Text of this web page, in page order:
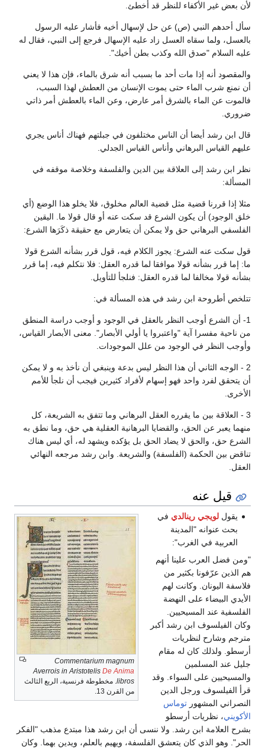
لأن بعض غير الأكفاء للنظر قد أخطئ.
سأل أحدهم النبي (ص) عن حل لإسهال أخيه فأشار عليه الرسول
بالعسل، ولما سقاه العسل زاد عليه الإسهال فرجع إلى النبي، فقال له
عليه السلام "صدق الله وكذب بطن أخيك".
والمقصود أنه إذا مات أحد ما بسبب أنه شرق بالماء، فإن هذا لا يعني
أن نمنع شرب الماء حتى يموت الإنسان من العطش لهذا السبب،
فالموت عن الماء بالشرق أمر عارض، وعن الماء بالعطش أمر ذاتي
ضروري.
قال ابن رشد أيضا أن الناس مختلفون في جبلتهم فهناك أناس يجري
عليهم القياس البرهاني وأناس القياس الجدلي.
نظر ابن رشد إلى العلاقة بين الدين والفلسفة وخلاصة موقفه في
المسألة:
مثلا إذا قررنا قضية مثل قضية العالم مخلوق، فلا يخلو هذا الوضع (أي
خلق الوجود) أن يكون الشرع قد سكت عنه أو قال قولا ما. اليقين
الفلسفي البرهاني حق ولا يمكن أن يتعارض مع حقيقة ذكَرَها الشرع:
قول سكت عنه الشرع: يجوز الكلام فيه، قول قرر بشأنه الشرع قولا
ما: إما قرر بشأنه قولا موافقا لما قدره العقل: فلا نتكلم فيه، إما قرر
بشأنه قولا مخالفا لما قدره العقل: فنلجأ للتأويل.
تتلخص أطروحة ابن رشد في هذه المسألة في:
1- أن الشرع أوجب النظر بالعقل في الوجود و أوجب دراسة المنطق
من ناحية مفسرا آية "واعتبروا يا أولي الأبصار". معنى الأبصار القياس،
وأوجب النظر في الوجود من علل الموجودات.
2 - الوجه الثاني أن هذا النظر ليس بدعة وينبغي أن نأخذ به و لا يمكن
أن يتحقق لفرد واحد فهو إسهام لأفراد كثيرين فيجب أن نلجأ للأمم
الأخرى.
3 - العلاقة بين ما يقرره العقل البرهاني وما تتفق به الشريعة، كل
منهما يعبر عن الحق، والقضايا البرهانية العقلية هي حق، وما نطق به
الشرع حق، والحق لا يضاد الحق بل يؤكده ويشهد له، أي ليس هناك
تناقض بين الحكمة (الفلسفة) والشريعة. وابن رشد مرجعه النهائي
العقل.
قيل عنه
Commentarium magnum
Averrois in Aristotelis De Anima
libros . مخطوطة فرنسية، الربع الثالث
من القرن 13.
يقوللويجي رينالدي في
بحث عنوانه "المدينة
العربية في الغرب":‏
"ومن فضل العرب علينا أنهم
هم الذين عرّفونا بكثير من
فلاسفة اليونان. وكانت لهم
الأيدي البيضاء على النهضة
الفلسفية عند المسيحيين.
وكان الفيلسوف ابن رشد أكبر
مترجم وشارح لنظريات
أرسطو. ولذلك كان له مقام
جليل عند المسلمين
والمسيحيين على السواء. وقد
قرأ الفيلسوف ورجل الدين
النصراني المشهور توماس
الأكويني، نظريات أرسطو
بشرح العلامة ابن رشد. ولا ننسى أن ابن رشد هذا مبتدع مذهب "الفكر
الحر". وهو الذي كان يتعشق الفلسفة، ويهيم بالعلم، ويدين بهما. وكان